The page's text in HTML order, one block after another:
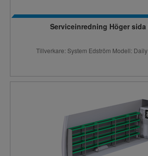
Serviceinredning Höger sida
Tillverkare: System Edström Modell: